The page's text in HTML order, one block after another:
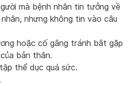
mà bệnh nhân tin tưởng về
nhưng không tin vào câu
hoặc cố gắng tránh bắt gặp
bản thân.
thể dục quá sức.